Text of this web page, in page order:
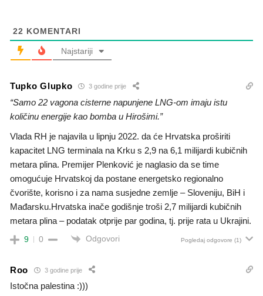
22 KOMENTARI
Najstariji
Tupko Glupko 3 godine prije
“Samo 22 vagona cisterne napunjene LNG-om imaju istu
količinu energije kao bomba u Hirošimi.”
Vlada RH je najavila u lipnju 2022. da će Hrvatska proširiti
kapacitet LNG terminala na Krku s 2,9 na 6,1 milijardi kubičnih
metara plina. Premijer Plenković je naglasio da se time
omogućuje Hrvatskoj da postane energetsko regionalno
čvorište, korisno i za nama susjedne zemlje – Sloveniju, BiH i
Mađarsku.Hrvatska inače godišnje troši 2,7 milijardi kubičnih
metara plina – podatak otprije par godina, tj. prije rata u Ukrajini.
9 0 Odgovori Pogledaj odgovore (1)
Roo 3 godine prije
Istočna palestina :)))